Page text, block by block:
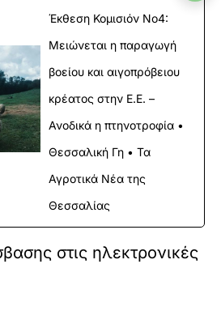
Έκθεση Κομισιόν Νο4:
Μειώνεται η παραγωγή
βοείου και αιγοπρόβειου
κρέατος στην Ε.Ε. –
Ανοδικά η πτηνοτροφία •
Θεσσαλική Γη • Τα
Αγροτικά Νέα της
Θεσσαλίας
στις ηλεκτρονικές